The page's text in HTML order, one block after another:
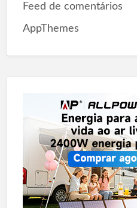
Feed de comentários
AppThemes